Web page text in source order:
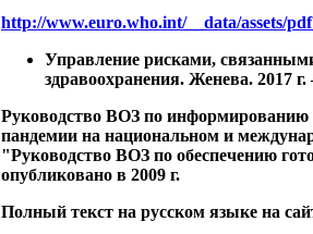
http://www.euro.who.int/__data/assets/
Управление рисками,
здравоохранения. Женева. 2017 г.
Руководство ВОЗ по информированию
пандемии на национальном и
"Руководство ВОЗ по обеспечению
опубликовано в 2009 г.
Полный текст на русском языке на